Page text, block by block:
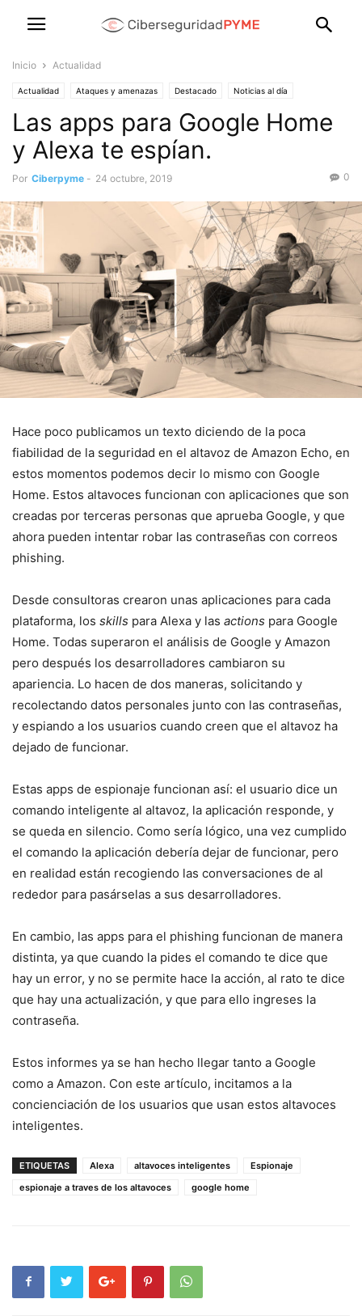
Inicio Actualidad
Actualidad Ataques y amenazas Destacado Noticias al día
Productos y servicios de las empresas
Las apps para Google Home
y Alexa te espían.
Por Ciberpyme - 24 octubre, 2019 0
Hace poco publicamos un texto diciendo de la poca
fiabilidad de la seguridad en el altavoz de Amazon Echo, en
estos momentos podemos decir lo mismo con Google
Home. Estos altavoces funcionan con aplicaciones que son
creadas por terceras personas que aprueba Google, y que
ahora pueden intentar robar las contraseñas con correos
phishing.
Desde consultoras crearon unas aplicaciones para cada
plataforma, los skills para Alexa y las actions para Google
Home. Todas superaron el análisis de Google y Amazon
pero después los desarrolladores cambiaron su
apariencia. Lo hacen de dos maneras, solicitando y
recolectando datos personales junto con las contraseñas,
y espiando a los usuarios cuando creen que el altavoz ha
dejado de funcionar.
Estas apps de espionaje funcionan así: el usuario dice un
comando inteligente al altavoz, la aplicación responde, y
se queda en silencio. Como sería lógico, una vez cumplido
el comando la aplicación debería dejar de funcionar, pero
en realidad están recogiendo las conversaciones de al
rededor para pasárselas a sus desarrolladores.
En cambio, las apps para el phishing funcionan de manera
distinta, ya que cuando la pides el comando te dice que
hay un error, y no se permite hace la acción, al rato te dice
que hay una actualización, y que para ello ingreses la
contraseña.
Estos informes ya se han hecho llegar tanto a Google
como a Amazon. Con este artículo, incitamos a la
concienciación de los usuarios que usan estos altavoces
inteligentes.
ETIQUETAS Alexa altavoces inteligentes
Espionaje
espionaje a traves de los altavoces
google home